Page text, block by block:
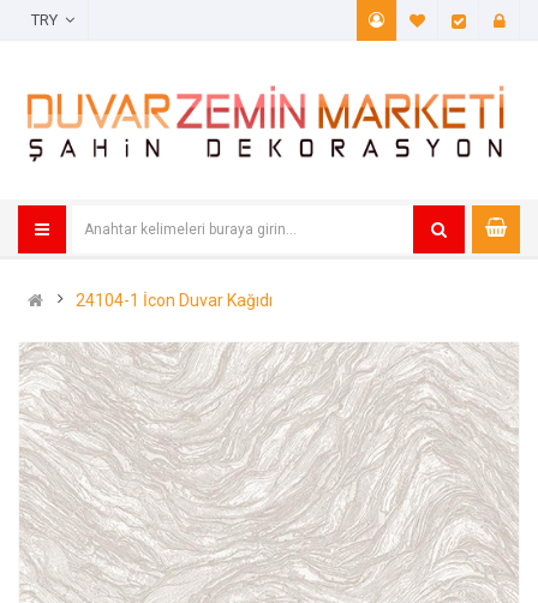
A. Listem
24104-1 İcon Duvar Kağıdı